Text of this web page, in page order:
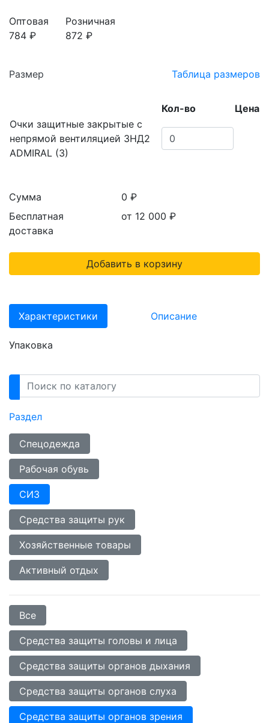
Оптовая
784 ₽
Розничная
872 ₽
Размер Таблица размеров
Кол-во
Цена
Очки защитные закрытые с
непрямой вентиляцией ЗНД2
ADMIRAL (3)
Сумма
Бесплатная
доставка
0 ₽
от 12 000 ₽
Добавить в корзину
Характеристики Описание
Упаковка
Раздел
Спецодежда
Рабочая обувь
СИЗ
Средства защиты рук
Хозяйственные товары
Активный отдых
Все
Средства защиты головы и лица
Средства защиты органов дыхания
Средства защиты органов слуха
Средства защиты органов зрения